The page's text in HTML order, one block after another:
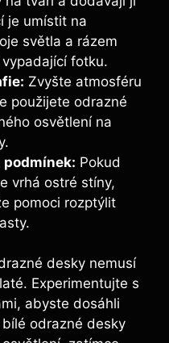
je umístit na
světla a rázem
fotku.
Zvyšte ⁢atmosféru⁤
použijete odrazné
osvětlení na
Pokud
vrhá ostré stíny,
pomoci⁤ rozptýlit
⁢desky nemusí
Experimentujte s
abyste dosáhli
odrazné ⁣desky